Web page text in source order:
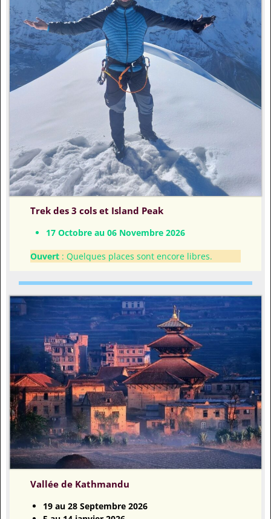
Trek des 3 cols et Island Peak
17 Octobre au 06 Novembre 2026
Ouvert: Quelques places sont encore libres.
Vallée de Kathmandu
19 au 28 Septembre 2026